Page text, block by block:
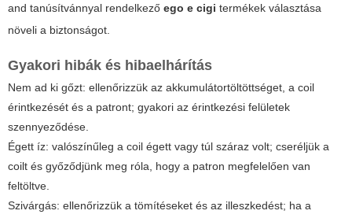
and tanúsítvánnyal rendelkező ego e cigi termékek választása
növeli a biztonságot.
Gyakori hibák és hibaelhárítás
Nem ad ki gőzt: ellenőrizzük az akkumulátortöltöttséget, a coil
érintkezését és a patront; gyakori az érintkezési felületek
szennyeződése.
Égett íz: valószínűleg a coil égett vagy túl száraz volt; cseréljük a
coilt és győződjünk meg róla, hogy a patron megfelelően van
feltöltve.
Szivárgás: ellenőrizzük a tömítéseket és az illeszkedést; ha a